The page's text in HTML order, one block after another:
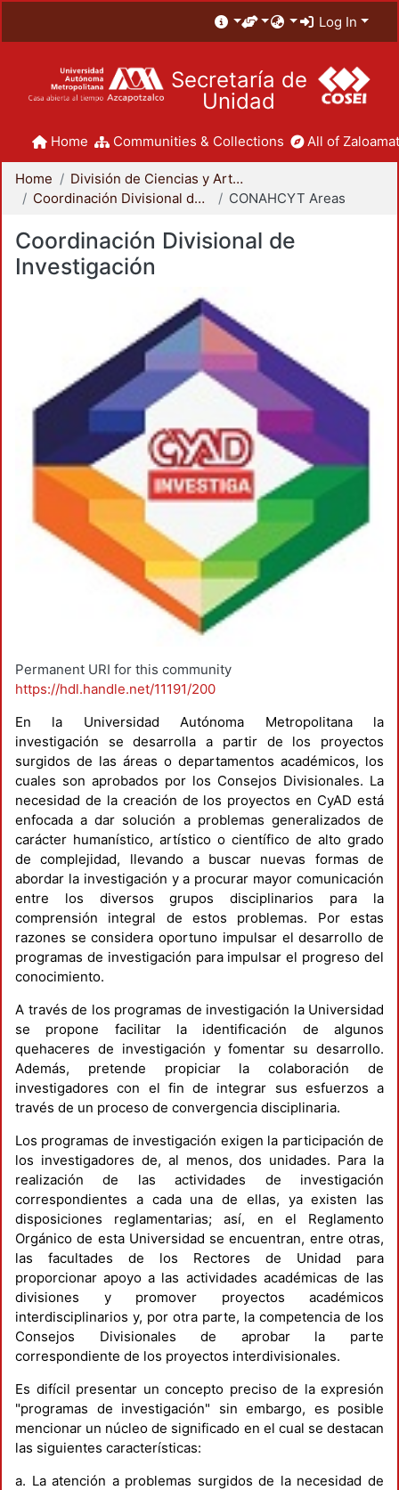
Log In
Secretaría de
Unidad
Home Communities & Collections All of
Home
División de Ciencias y Artes para el Diseño
Coordinación Divisional de Investigación
CONAHCYT Areas
Coordinación Divisional de
Investigación
Permanent URI for this community
https://hdl.handle.net/11191/200
En la Universidad Autónoma Metropolitana la
investigación se desarrolla a partir de los proyectos
surgidos de las áreas o departamentos académicos, los
cuales son aprobados por los Consejos Divisionales. La
necesidad de la creación de los proyectos en CyAD está
enfocada a dar solución a problemas generalizados de
carácter humanístico, artístico o científico de alto grado
de complejidad, llevando a buscar nuevas formas de
abordar la investigación y a procurar mayor comunicación
entre los diversos grupos disciplinarios para la
comprensión integral de estos problemas. Por estas
razones se considera oportuno impulsar el desarrollo de
programas de investigación para impulsar el progreso del
conocimiento.
A través de los programas de investigación la Universidad
se propone facilitar la identificación de algunos
quehaceres de investigación y fomentar su desarrollo.
Además, pretende propiciar la colaboración de
investigadores con el fin de integrar sus esfuerzos a
través de un proceso de convergencia disciplinaria.
Los programas de investigación exigen la participación de
los investigadores de, al menos, dos unidades. Para la
realización de las actividades de investigación
correspondientes a cada una de ellas, ya existen las
disposiciones reglamentarias; así, en el Reglamento
Orgánico de esta Universidad se encuentran, entre otras,
las facultades de los Rectores de Unidad para
proporcionar apoyo a las actividades académicas de las
divisiones y promover proyectos académicos
interdisciplinarios y, por otra parte, la competencia de los
Consejos Divisionales de aprobar la parte
correspondiente de los proyectos interdivisionales.
Es difícil presentar un concepto preciso de la expresión
"programas de investigación" sin embargo, es posible
mencionar un núcleo de significado en el cual se destacan
las siguientes características:
a. La atención a problemas surgidos de la necesidad de